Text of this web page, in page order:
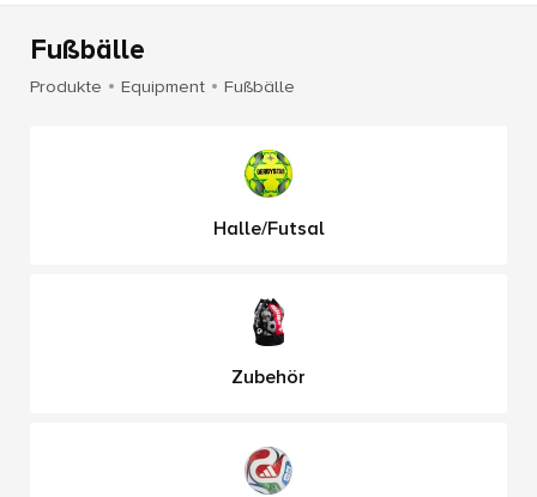
l
d
Fußbälle
Produkte Equipment Fußbälle
Halle/Futsal
Zubehör